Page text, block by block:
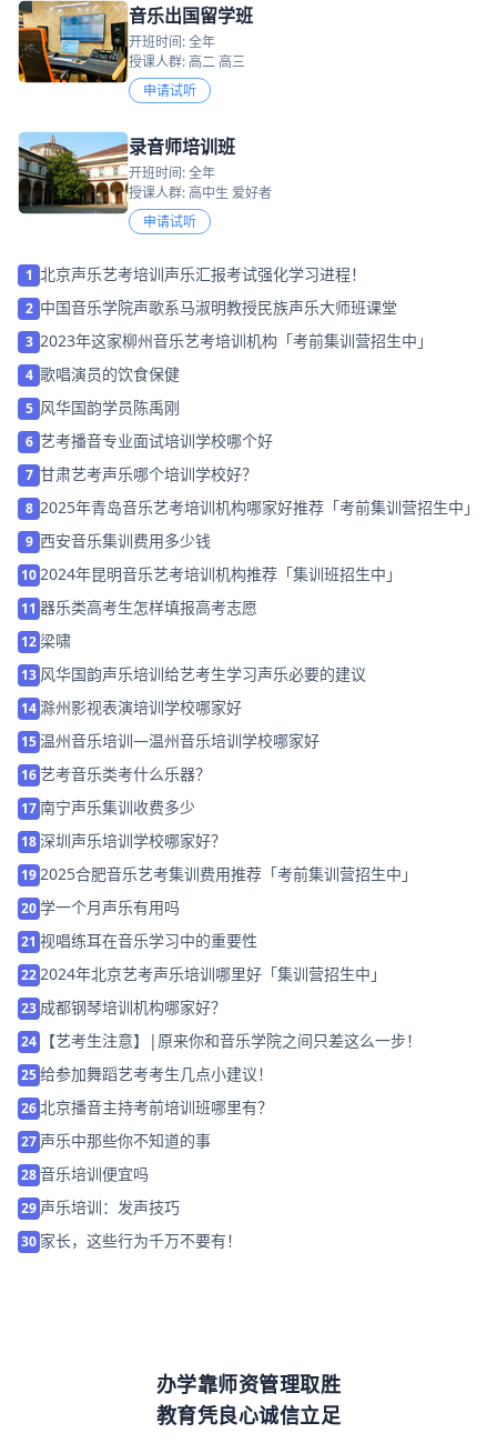
音乐出国留学班
开班时间: 全年
授课人群: 高二 高三
申请试听
录音师培训班
开班时间: 全年
授课人群: 高中生 爱好者
申请试听
1 北京声乐艺考培训声乐汇报考试强化学习进程！
2 中国音乐学院声歌系马淑明教授民族声乐大师班课堂
3 2023年这家柳州音乐艺考培训机构「考前集训营招生中」
4 歌唱演员的饮食保健
5 风华国韵学员陈禹刚
6 艺考播音专业面试培训学校哪个好
7 甘肃艺考声乐哪个培训学校好？
8 2025年青岛音乐艺考培训机构哪家好推荐「考前集训营招生中」
9 西安音乐集训费用多少钱
102024年昆明音乐艺考培训机构推荐「集训班招生中」
11 器乐类高考生怎样填报高考志愿
12梁啸
13 风华国韵声乐培训给艺考生学习声乐必要的建议
14滁州影视表演培训学校哪家好
15温州音乐培训—温州音乐培训学校哪家好
16艺考音乐类考什么乐器？
17南宁声乐集训收费多少
18深圳声乐培训学校哪家好？
192025合肥音乐艺考集训费用推荐「考前集训营招生中」
20学一个月声乐有用吗
21 视唱练耳在音乐学习中的重要性
222024年北京艺考声乐培训哪里好「集训营招生中」
23 成都钢琴培训机构哪家好？
24 【艺考生注意】|原来你和音乐学院之间只差这么一步！
25给参加舞蹈艺考考生几点小建议！
26北京播音主持考前培训班哪里有？
27 声乐中那些你不知道的事
28音乐培训便宜吗
29 声乐培训：发声技巧
30 家长，这些行为千万不要有！
办学靠师资管理取胜
教育凭良心诚信立足